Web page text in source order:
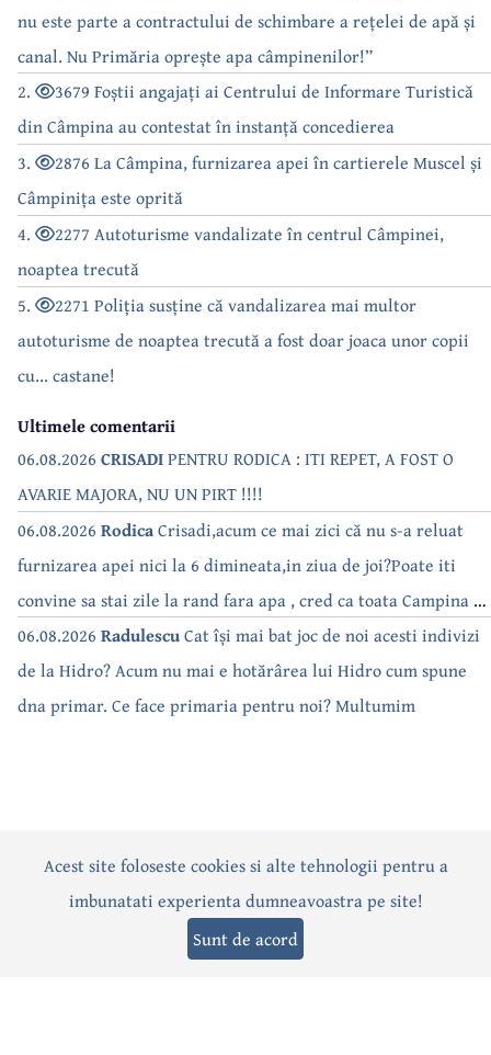
nu este parte a contractului de schimbare a rețelei de apă și
canal. Nu Primăria oprește apa câmpinenilor!”
2.
3679 Foștii angajați ai Centrului de Informare Turistică
din Câmpina au contestat în instanță concedierea
3.
2876 La Câmpina, furnizarea apei în cartierele Muscel și
Câmpinița este oprită
4.
2277 Autoturisme vandalizate în centrul Câmpinei,
noaptea trecută
5.
2271 Poliția susține că vandalizarea mai multor
autoturisme de noaptea trecută a fost doar joaca unor copii
cu... castane!
Ultimele comentarii
06.08.2026 CRISADIPENTRU RODICA : ITI REPET, A FOST O
AVARIE MAJORA, NU UN PIRT !!!!
06.08.2026 RodicaCrisadi,acum ce mai zici că nu s-a reluat
furnizarea apei nici la 6 dimineata,in ziua de joi?Poate iti
convine sa stai zile la rand fara apa , cred ca toata Campina s-
a săturat de cate ori se tot oprește apa!!
06.08.2026 RadulescuCat își mai bat joc de noi acesti indivizi
de la Hidro? Acum nu mai e hotărârea lui Hidro cum spune
dna primar. Ce face primaria pentru noi? Multumim
ActualitatePoliticăSocialEvenimentInterviuri
Editorial Sport Anunțuri
Acest site foloseste cookies si alte tehnologii pentru a
imbunatati experienta dumneavoastra pe site!
Sunt de acord